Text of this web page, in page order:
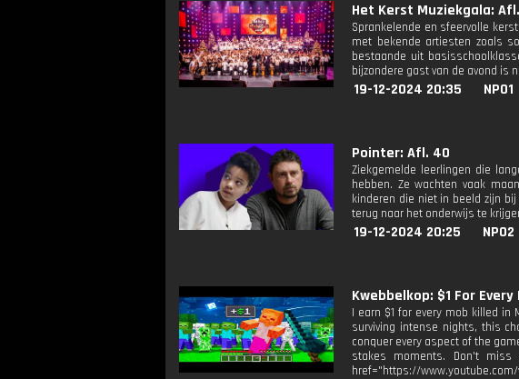
Het Kerst Muziekgala:
Sprankelende en sfeervolle
met bekende artiesten zoals
bestaande uit
bijzondere gast van de avond is
19-12-2024 20:35 NPO1
Pointer: Afl. 40
Ziekgemelde leerlingen die
hebben. Ze wachten vaak
kinderen die niet in beeld zijn
terug naar het onderwijs te
19-12-2024 20:25 NPO2
Kwebbelkop: $1 For
I earn $1 for every mob killed
surviving intense nights, this
conquer every aspect of the
stakes moments. Don't
href="https://